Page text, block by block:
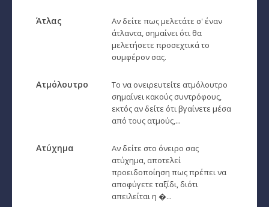
Αστρολογικός Χάρτης
Άτλας
Αν δείτε πως μελετάτε σ' έναν
άτλαντα, σημαίνει ότι θα
μελετήσετε προσεχτικά το
συμφέρον σας.
Ατμόλουτρο
Το να ονειρευτείτε ατμόλουτρο
σημαίνει κακούς συντρόφους,
εκτός αν δείτε ότι βγαίνετε μέσα
από τους ατμούς,...
Ατύχημα
Αν δείτε στο όνειρο σας
ατύχημα, αποτελεί
προειδοποίηση πως πρέπει να
αποφύγετε ταξίδι, διότι
απειλείται η �...